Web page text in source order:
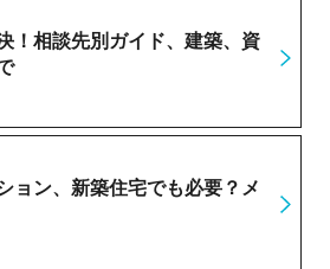
！相談先別ガイド、建築、資
ョン、新築住宅でも必要？メ